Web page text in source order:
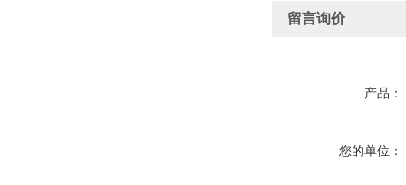
留言询价
产品：
您的单位：